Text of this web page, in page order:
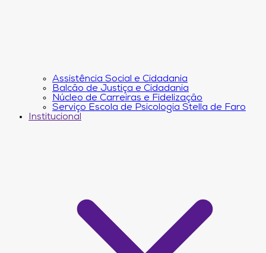
Assistência Social e Cidadania
Balcão de Justiça e Cidadania
Núcleo de Carreiras e Fidelização
Serviço Escola de Psicologia Stella de Faro
Institucional